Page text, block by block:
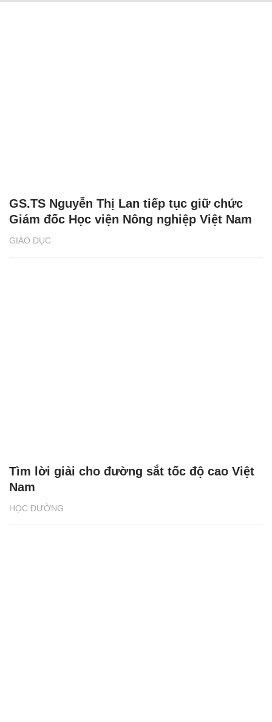
GIÁO DỤC
GS.TS Nguyễn Thị Lan tiếp tục giữ chức
Giám đốc Học viện Nông nghiệp Việt Nam
HỌC ĐƯỜNG
Tìm lời giải cho đường sắt tốc độ cao Việt
Nam